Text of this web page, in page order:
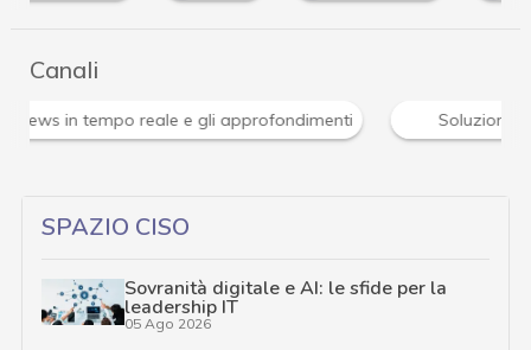
Canali
Attacchi hacker e Malware: le ultime news in tempo
SPAZIO CISO
Sovranità digitale e AI: le sfide per la
leadership IT
05 Ago 2026